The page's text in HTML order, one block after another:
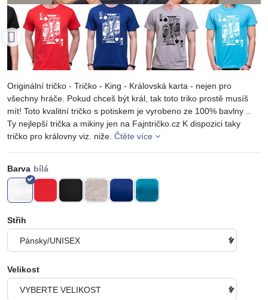
Originální tričko - Tričko - King - Královská karta - nejen pro
všechny hráče. Pokud chceš být král, tak toto triko prostě musíš
mít! Toto kvalitní tričko s potiskem je vyrobeno ze 100% bavlny ..
Ty nejlepší trička a mikiny jen na Fajntričko.cz K dispozici taky
tričko pro královny viz. niže. Čtěte více
Barva
Střih
Velikost